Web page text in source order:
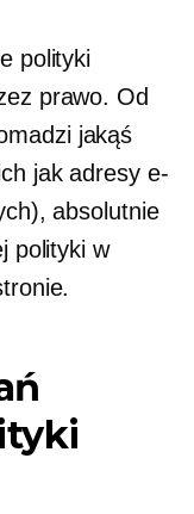
polityki
prawo. Od
jakąś
jak adresy e-
absolutnie
polityki w